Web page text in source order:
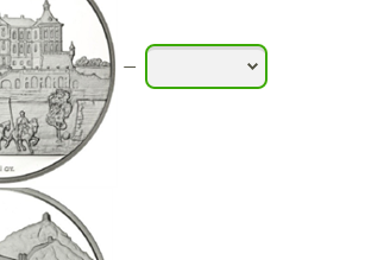
—